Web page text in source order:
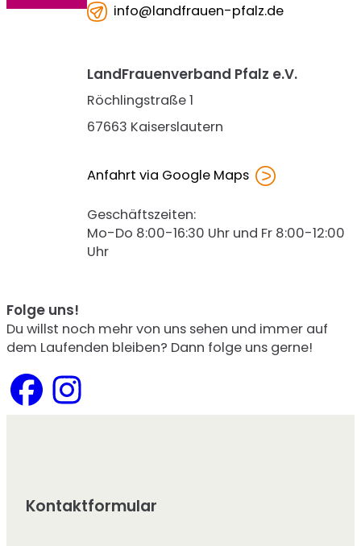
info@landfrauen-pfalz.de
LandFrauenverband Pfalz e.V.
Röchlingstraße 1
67663 Kaiserslautern
Anfahrt via Google Maps
Geschäftszeiten:
Mo-Do 8:00-16:30 Uhr und Fr 8:00-12:00
Uhr
Folge uns!
Du willst noch mehr von uns sehen und immer auf
dem Laufenden bleiben? Dann folge uns gerne!
Kontaktformular